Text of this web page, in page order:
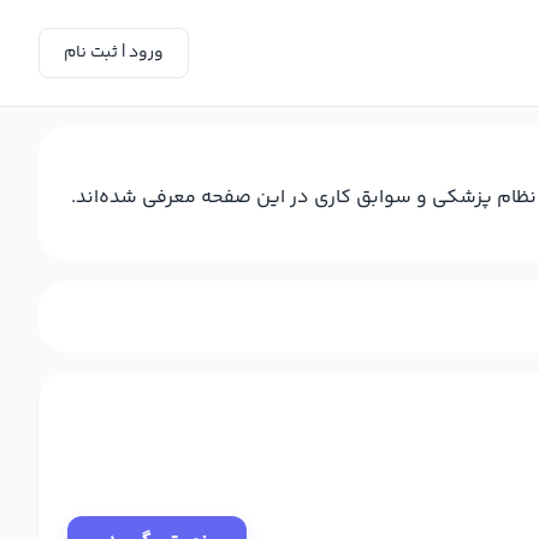
ورود | ثبت نام
نظام پزشکی و سوابق کاری در این صفحه معرفی شده‌اند.